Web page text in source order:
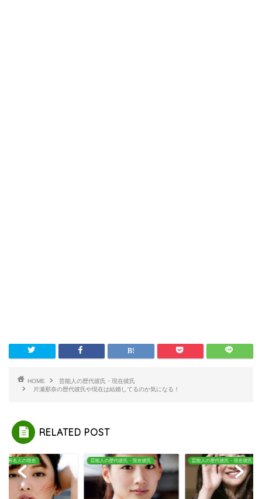
HOME
芸能人の歴代彼氏・現在彼氏
片瀬那奈の歴代彼氏や現在は結婚してるのか気になる！
RELATED POST
る有名人の現在 芸能人の歴代彼氏・現在彼氏 芸能人の歴代彼氏・現在彼氏